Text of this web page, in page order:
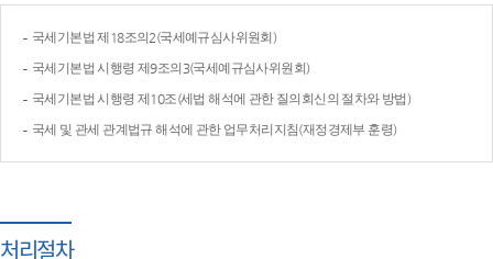
국세기본법 제18조의2(국세예규심사위원회)
국세기본법 시행령 제9조의3(국세예규심사위원회)
국세기본법 시행령 제10조(세법 해석에 관한 질의회신의 절차와 방법)
국세 및 관세 관계법규 해석에 관한 업무처리지침(재정경제부 훈령)
처리절차